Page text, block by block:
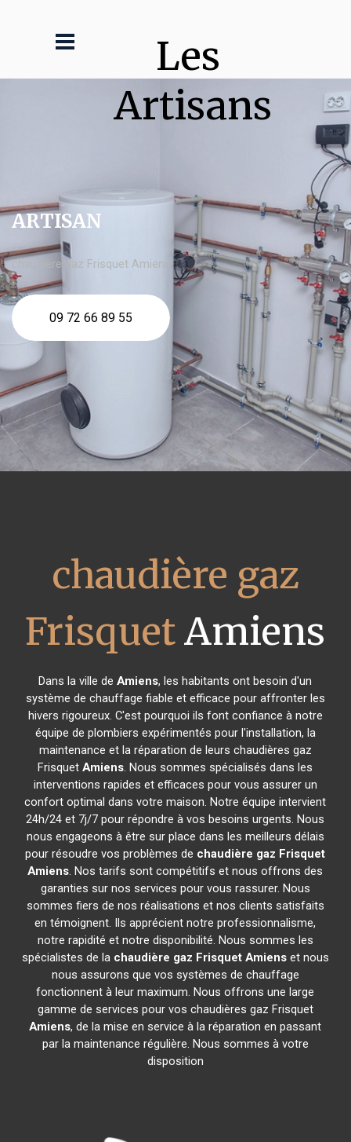
Les
Artisans
ARTISAN
chaudière gaz Frisquet Amiens
09 72 66 89 55
chaudière gaz
FrisquetAmiens
Dans la ville deAmiens, les habitants ont besoin d'un
système de chauffage fiable et efficace pour affronter les
hivers rigoureux. C'est pourquoi ils font confiance à notre
équipe de plombiers expérimentés pour l'installation, la
maintenance et la réparation de leurs chaudières gaz
FrisquetAmiens. Nous sommes spécialisés dans les
interventions rapides et efficaces pour vous assurer un
confort optimal dans votre maison. Notre équipe intervient
24h/24 et 7j/7 pour répondre à vos besoins urgents. Nous
nous engageons à être sur place dans les meilleurs délais
pour résoudre vos problèmes de chaudière gaz Frisquet
Amiens. Nos tarifs sont compétitifs et nous offrons des
garanties sur nos services pour vous rassurer. Nous
sommes fiers de nos réalisations et nos clients satisfaits
en témoignent. Ils apprécient notre professionnalisme,
notre rapidité et notre disponibilité. Nous sommes les
spécialistes de la chaudière gaz Frisquet Amienset nous
nous assurons que vos systèmes de chauffage
fonctionnent à leur maximum. Nous offrons une large
gamme de services pour vos chaudières gaz Frisquet
Amiens, de la mise en service à la réparation en passant
par la maintenance régulière. Nous sommes à votre
disposition